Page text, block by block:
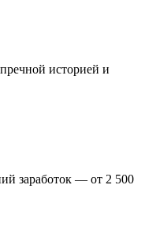
историей и
заработок — от 2 500